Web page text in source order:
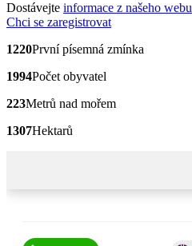
Dostávejte informace z našeho webu
Chci se zaregistrovat
1220První písemná zmínka
1994Počet obyvatel
223Metrů nad mořem
1307Hektarů